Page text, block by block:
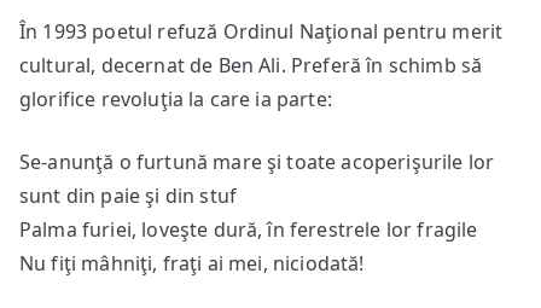
În 1993 poetul refuză Ordinul Naţional pentru merit
cultural, decernat de Ben Ali. Preferă în schimb să
glorifice revoluţia la care ia parte:
Se-anunţă o furtună mare şi toate acoperişurile lor
sunt din paie şi din stuf
Palma furiei, loveşte dură, în ferestrele lor fragile
Nu fiţi mâhniţi, fraţi ai mei, niciodată!